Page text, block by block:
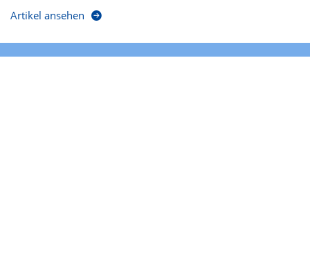
Artikel ansehen